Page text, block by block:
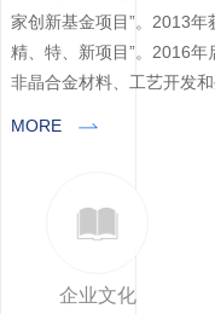
家创新基金项目”。2013年
精、特、新项目”。2016
非晶合金材料、工艺开发
MORE
企业文化